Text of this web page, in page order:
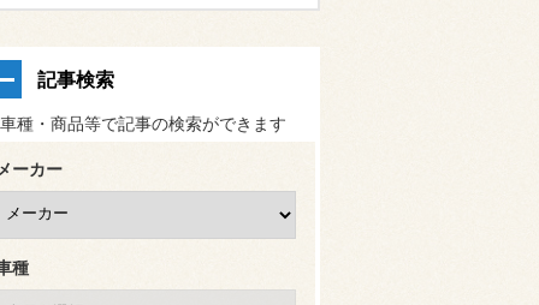
記事検索
種・商品等で記事の検索ができます
ーカー
種